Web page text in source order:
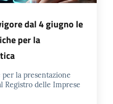
dal 4 giugno le
per la
la presentazione
Registro delle Imprese